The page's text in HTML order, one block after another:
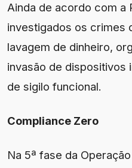
Ainda de acordo com a
investigados os crimes
lavagem de dinheiro,
invasão de dispositivos
de sigilo funcional.
Compliance Zero
Na 5ª fase da